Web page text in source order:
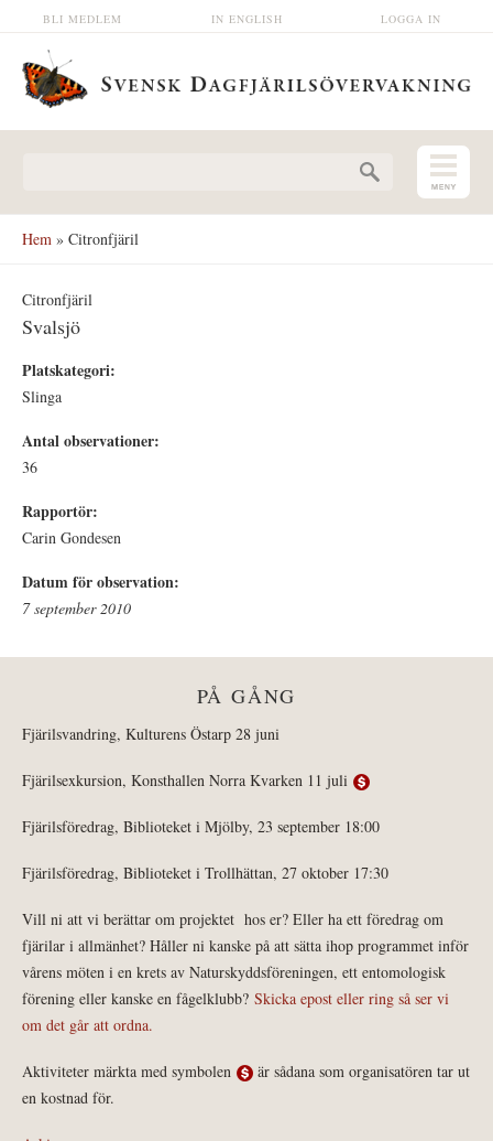
Hoppa till huvudinnehåll LOGGA IN
IN ENGLISH
BLI MEDLEM
Hem » Citronfjäril
Citronfjäril
Svalsjö
Platskategori:
Slinga
Antal observationer:
36
Rapportör:
Carin Gondesen
Datum för observation:
7 september 2010
PÅ GÅNG
Fjärilsvandring, Kulturens Östarp 28 juni
Fjärilsexkursion, Konsthallen Norra Kvarken 11 juli
Fjärilsföredrag, Biblioteket i Mjölby, 23 september 18:00
Fjärilsföredrag, Biblioteket i Trollhättan, 27 oktober 17:30
Vill ni att vi berättar om projektet hos er? Eller ha ett föredrag om
fjärilar i allmänhet? Håller ni kanske på att sätta ihop programmet inför
vårens möten i en krets av Naturskyddsföreningen, ett entomologisk
förening eller kanske en fågelklubb? Skicka epost eller ring så ser vi
om det går att ordna.
Aktiviteter märkta med symbolen
är sådana som organisatören tar ut
en kostnad för.